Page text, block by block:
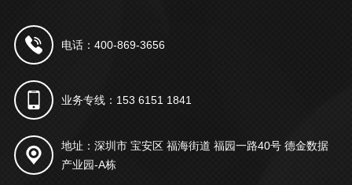
电话：400-869-3656
业务专线：153 6151 1841
地址：深圳市 宝安区 福海街道 福园一路40号 德金数据
产业园-A栋